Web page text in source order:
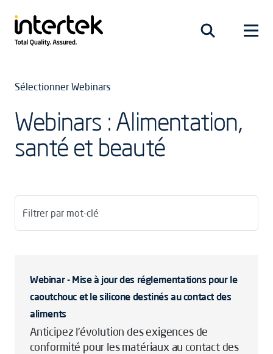
Sélectionner Webinars
Webinars : Alimentation,
santé et beauté
Filtrer par mot-clé
Webinar - Mise à jour des réglementations pour le
caoutchouc et le silicone destinés au contact des
aliments
Anticipez l'évolution des exigences de
conformité pour les matériaux au contact des